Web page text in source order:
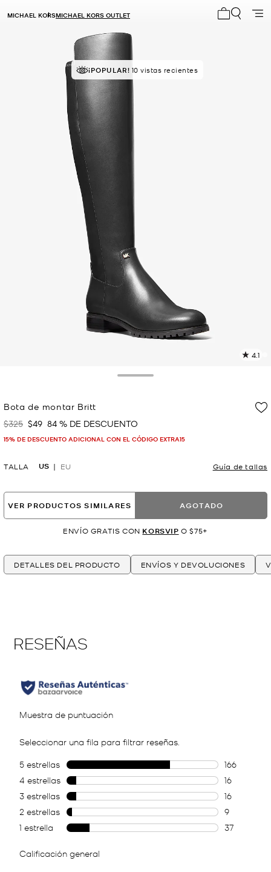
MICHAEL KORSMICHAEL KORS OUTLET
¡POPULAR! 10 vistas recientes
4.1
Bota de montar Britt
Era
$325 Ahora
$49 84 % DE DESCUENTO
15% DE DESCUENTO ADICIONAL CON EL CÓDIGO EXTRA15
TALLA US EU Guía de tallas
VER PRODUCTOS SIMILARES AGOTADO
ENVÍO GRATIS CON KORSVIP O $75+
DETALLES DEL PRODUCTO ENVÍOS Y DEVOLUCIONES